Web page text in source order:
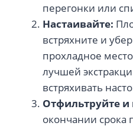
перегонки или
Настаивайте:
встряхните и
прохладное
лучшей
встряхивать
Отфильтруйте и
окончании срока